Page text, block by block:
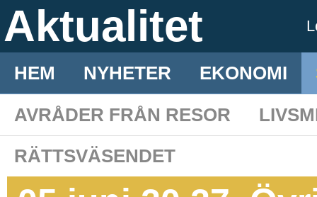
Aktualitet
HEM NYHETER EKONOMI
AVRÅDER FRÅN RESOR
RÄTTSVÄSENDET